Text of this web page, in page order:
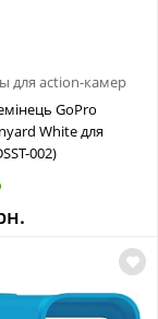
для action-камер
GoPro
White для
002)